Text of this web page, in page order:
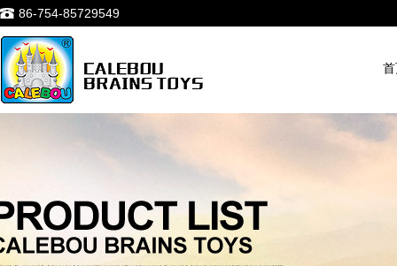
86-754-85729549